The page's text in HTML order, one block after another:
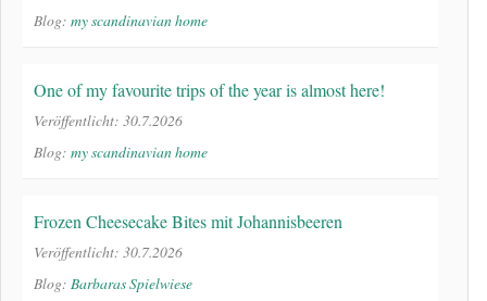
Blog: my scandinavian home
One of my favourite trips of the year is almost here!
Veröffentlicht: 30.7.2026
Blog: my scandinavian home
Frozen Cheesecake Bites mit Johannisbeeren
Veröffentlicht: 30.7.2026
Blog: Barbaras Spielwiese